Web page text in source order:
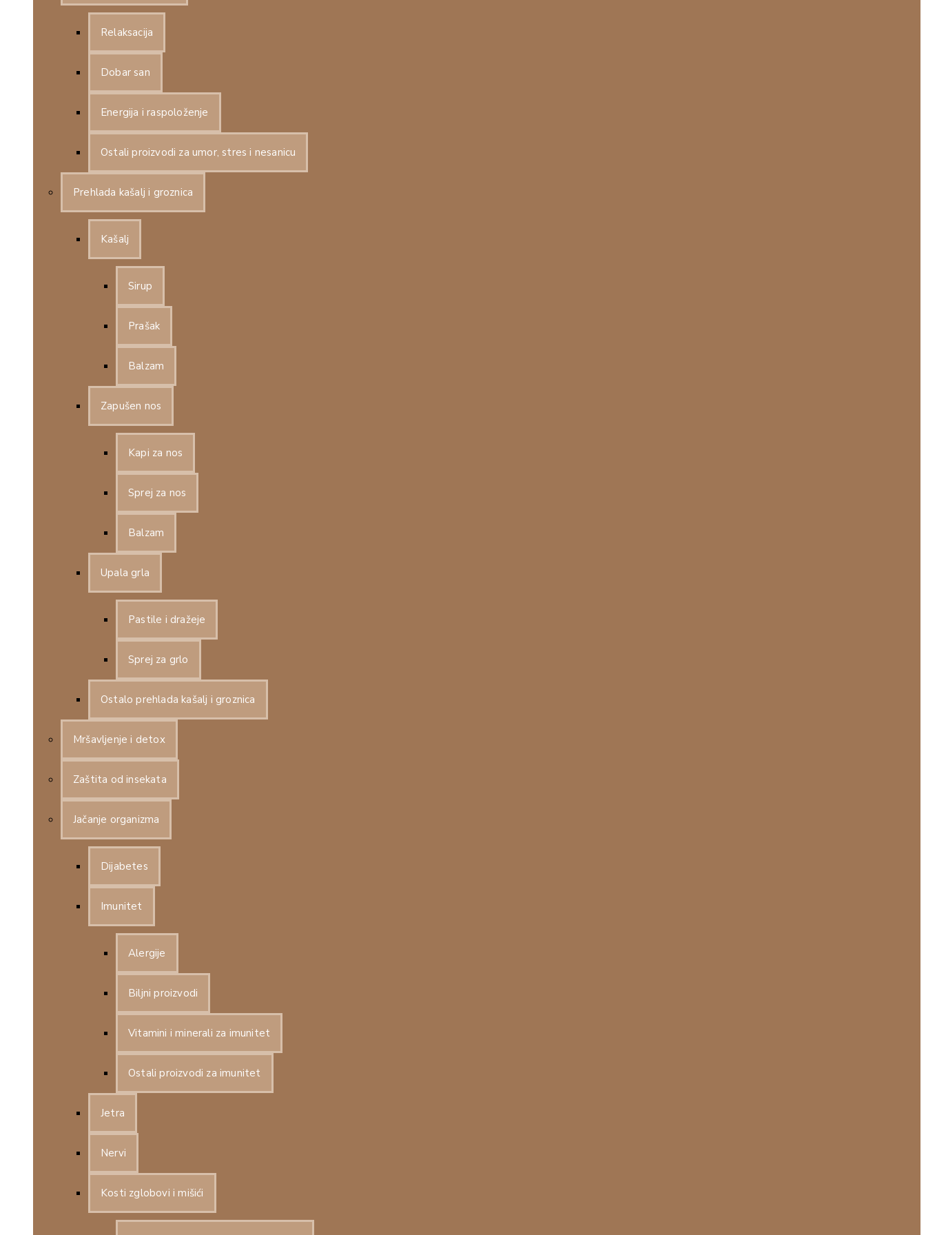
Relaksacija
Dobar san
Energija i raspoloženje
Ostali proizvodi za umor, stres i nesanicu
Prehlada kašalj i groznica
Kašalj
Sirup
Prašak
Balzam
Zapušen nos
Kapi za nos
Sprej za nos
Balzam
Upala grla
Pastile i dražeje
Sprej za grlo
Ostalo prehlada kašalj i groznica
Mršavljenje i detox
Zaštita od insekata
Jačanje organizma
Dijabetes
Imunitet
Alergije
Biljni proizvodi
Vitamini i minerali za imunitet
Ostali proizvodi za imunitet
Jetra
Nervi
Kosti zglobovi i mišići